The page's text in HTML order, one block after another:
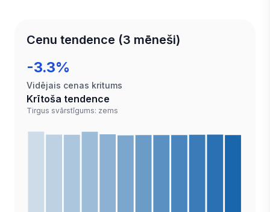
Cenu tendence (3 mēneši)
-3.3%
Vidējais cenas kritums
Krītoša tendence
Tirgus svārstīgums: zems